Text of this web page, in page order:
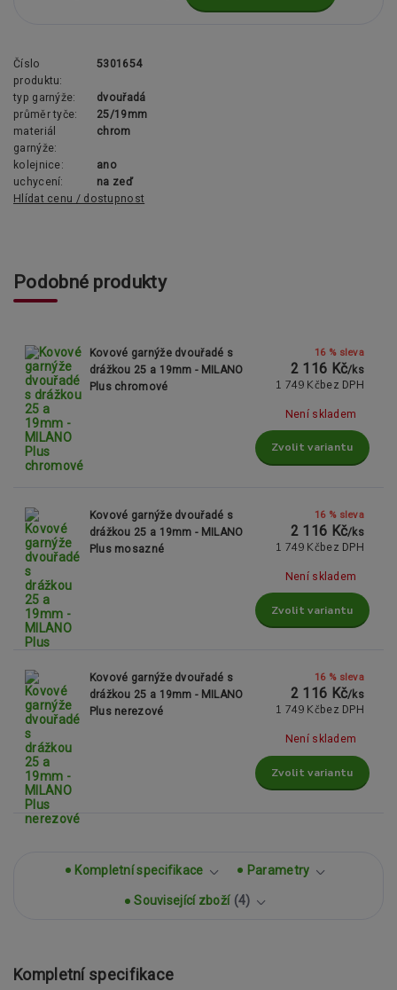
Číslo
produktu:
5301654
typ garnýže:
dvouřadá
průměr tyče:
25/19mm
materiál
garnýže:
chrom
kolejnice:
ano
uchycení:
na zeď
Hlídat cenu / dostupnost
Podobné produkty
Kovové garnýže dvouřadé s
drážkou 25 a 19mm - MILANO
Plus chromové
16 % sleva
2 116 Kč/ks
1 749 Kč bez DPH
Není skladem
Zvolit variantu
Kovové garnýže dvouřadé s
drážkou 25 a 19mm - MILANO
Plus mosazné
16 % sleva
2 116 Kč/ks
1 749 Kč bez DPH
Není skladem
Zvolit variantu
Kovové garnýže dvouřadé s
drážkou 25 a 19mm - MILANO
Plus nerezové
16 % sleva
2 116 Kč/ks
1 749 Kč bez DPH
Není skladem
Zvolit variantu
Kompletní specifikace Parametry
Související zboží 4
Kompletní specifikace